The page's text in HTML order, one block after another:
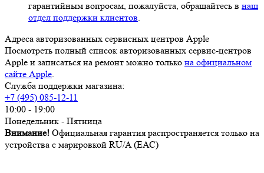
гарантийным вопросам, пожалуйста, обращайтесь в наш
отдел поддержки клиентов.
Адреса авторизованных сервисных центров Apple
Посмотреть полный список авторизованных сервис-центров
Apple и записаться на ремонт можно только на официальном
сайте Apple.
Служба поддержки магазина:
+7 (495) 085-12-11
10:00 - 19:00
Понедельник - Пятница
Внимание! Официальная гарантия распространяется только на
устройства с марировкой RU/A (ЕАС)